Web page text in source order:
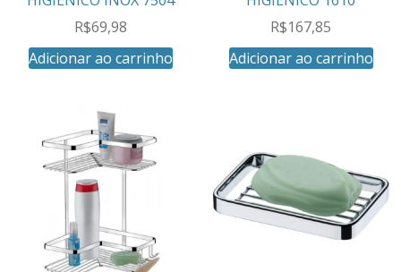
R$69,98
Adicionar ao carrinho
R$167,85
Adicionar ao carrinho